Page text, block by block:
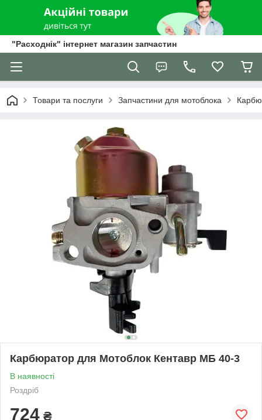
"Расходнік" інтернет магазин запчастин
Товари та послуги Запчастини для мотоблока
Карбюратор для Мотоблок Кентавр МБ 40-3
В наявності
Роздріб
724 ₴